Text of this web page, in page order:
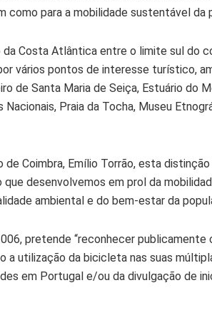
como para a mobilidade sustentável da
Costa Atlântica entre o limite sul do
vários pontos de interesse turístico,
de Santa Maria de Seiça, Estuário do
Praia da Tocha, Museu
de Coimbra, Emílio Torrão, esta
desenvolvemos em prol da
ambiental e do bem-estar da
pretende “reconhecer
a utilização da bicicleta nas suas
em Portugal e/ou da divulgação de